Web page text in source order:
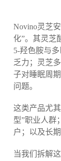
Novino灵芝
化”。其灵芝
5-羟色胺与
乏力；灵芝
子对睡眠周
问题。
这类产品尤
型”职业人群
户；以及长
当我们拆解